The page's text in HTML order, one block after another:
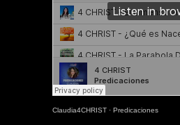
Claudia4CHRIST · Predicaciones